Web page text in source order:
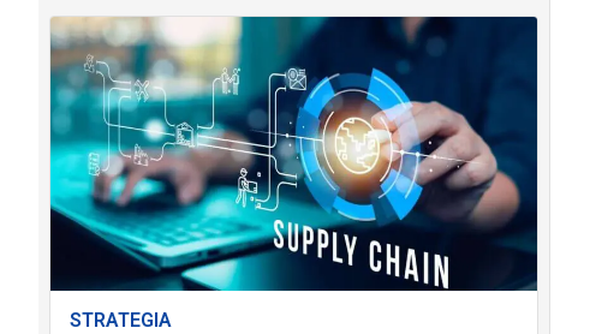
STRATEGIA